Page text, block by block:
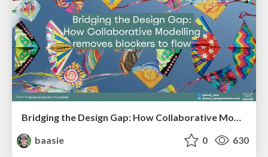
Bridging the Design Gap: How Collaborative Modelling removes blockers to flow between stakeholders and teams @FastFlow conf
baasie
0 630